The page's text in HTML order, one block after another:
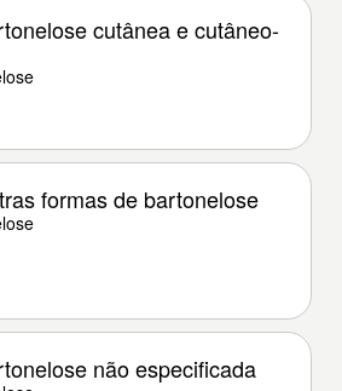
cutânea e cutâneo-
formas de bartonelose
não especificada